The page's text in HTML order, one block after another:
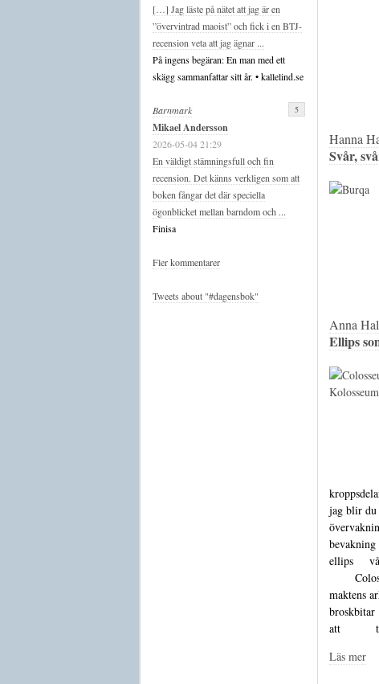
Hanna
Svår,
Anna
Ellips
jag blir
ellips
maktens
broskbitar
Läs mer
[…] Jag läste på nätet att jag är en
”övervintrad maoist” och fick i en BTJ-
recension veta att jag ägnar ...
På ingens begäran: En man med ett
skägg sammanfattar sitt år. • kallelind.se
Barnmark
Mikael Andersson
2026-05-04 21:29
En väldigt stämningsfull och fin
recension. Det känns verkligen som att
boken fångar det där speciella
ögonblicket mellan barndom och ...
Finisa
5
Fler kommentarer
Tweets about "#dagensbok"